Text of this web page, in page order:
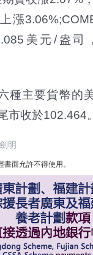
漲
美元/盎司
種主要貨幣的
市收於102.464。
明
面允許不得使用。